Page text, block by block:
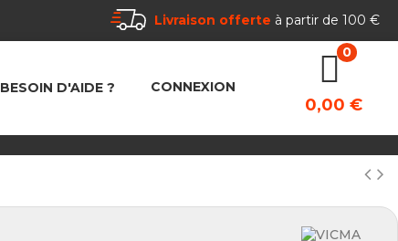
Livraison offerte à partir de 100 €
BESOIN D'AIDE ? CONNEXION
0,00 €